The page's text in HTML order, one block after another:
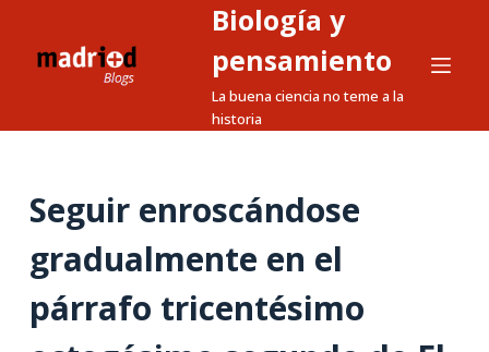
a
o
n
Biología y
pensamiento
La buena ciencia no teme a la
historia
Seguir enroscándose
gradualmente en el
párrafo tricentésimo